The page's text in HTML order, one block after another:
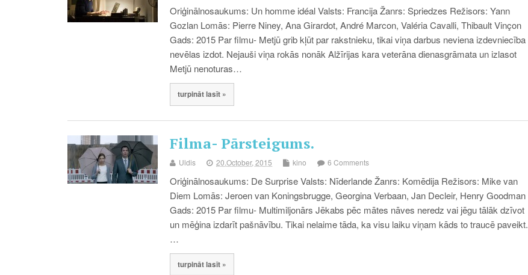
Oriģinālnosaukums: Un homme idéal Valsts: Francija Žanrs: Spriedzes Režisors: Yann
Gozlan Lomās: Pierre Niney, Ana Girardot, André Marcon, Valéria Cavalli, Thibault Vinçon
Gads: 2015 Par filmu- Metjū grib kļūt par rakstnieku, tikai viņa darbus neviena izdevniecība
nevēlas izdot. Nejauši viņa rokās nonāk Alžīrijas kara veterāna dienasgrāmata un izlasot
Metjū nenoturas…
turpināt lasīt »
Filma- Pārsteigums.
Uldis 20.October, 2015 kino 6 Comments
Oriģinālnosaukums: De Surprise Valsts: Nīderlande Žanrs: Komēdija Režisors: Mike van
Diem Lomās: Jeroen van Koningsbrugge, Georgina Verbaan, Jan Decleir, Henry Goodman
Gads: 2015 Par filmu- Multimiljonārs Jēkabs pēc mātes nāves neredz vai jēgu tālāk dzīvot
un mēģina izdarīt pašnāvību. Tikai nelaime tāda, ka visu laiku viņam kāds to traucē paveikt.
…
turpināt lasīt »